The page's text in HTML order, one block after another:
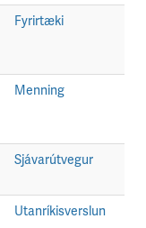
Fyrirtæki
Menning
Sjávarútvegur
Utanríkisverslun